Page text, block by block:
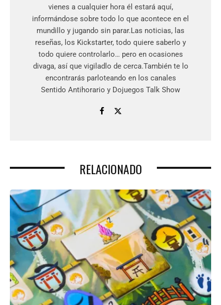
vienes a cualquier hora él estará aquí,
informándose sobre todo lo que acontece en el
mundillo y jugando sin parar.Las noticias, las
reseñas, los Kickstarter, todo quiere saberlo y
todo quiere controlarlo… pero en ocasiones
divaga, así que vigiladlo de cerca.También te lo
encontrarás parloteando en los canales
Sentido Antihorario y Dojuegos Talk Show
RELACIONADO